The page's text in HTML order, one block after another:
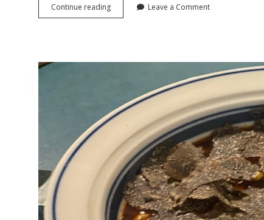
Continue reading2024
年
問
Leave a Comment